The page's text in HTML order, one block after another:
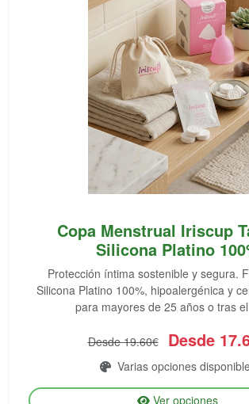
Copa Menstrual Iriscup
Silicona Platino
Protección íntima sostenible y segura.
Silicona Platino 100%, hipoalergénica y
para mayores de 25 años o tras
Desde 19.60€ Desde
Varias opciones
Ver opciones